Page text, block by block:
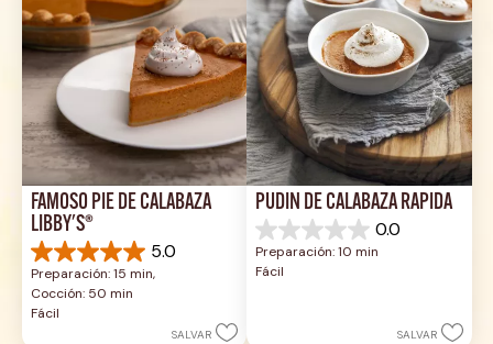
FAMOSO PIE DE CALABAZA
LIBBY'S®
5.0
5.0
de
5
estrellas.
Preparación: 15 min,
Cocción: 50 min
Fácil
SALVAR
PUDÍN DE CALABAZA RÁPIDA
0.0
0.0
de
5
Preparación: 10 min
Fácil
SALVAR